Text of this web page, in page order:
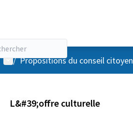
Menu utilisateur
/ Propositions du conseil citoyen
L&#39;offre culturelle